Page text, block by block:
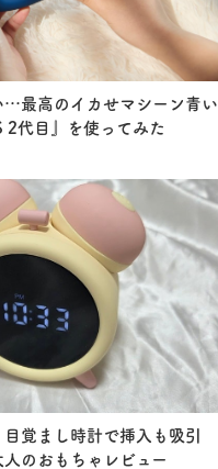
…最高のイカせマシーン青い
2代目』を使ってみた
覚まし時計で挿入も吸引
のおもちゃレビュー